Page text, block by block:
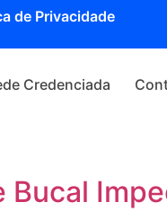
de Privacidade
Credenciada
Bucal